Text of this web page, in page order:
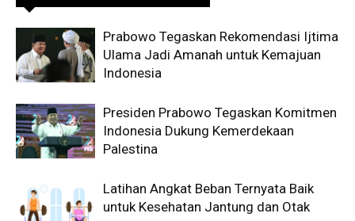
Prabowo Tegaskan Rekomendasi Ijtima
Ulama Jadi Amanah untuk Kemajuan
Indonesia
Presiden Prabowo Tegaskan Komitmen
Indonesia Dukung Kemerdekaan
Palestina
Latihan Angkat Beban Ternyata Baik
untuk Kesehatan Jantung dan Otak